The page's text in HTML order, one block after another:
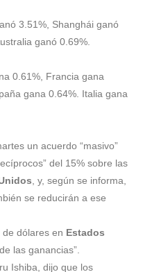
3.51%, Shanghái ganó
ganó 0.69%.
0.61%, Francia gana
gana 0.64%. Italia gana
un acuerdo “masivo”
del 15% sobre las
, y, según se informa,
se reducirán a ese
dólares en Estados
las ganancias”.
Ishiba, dijo que los